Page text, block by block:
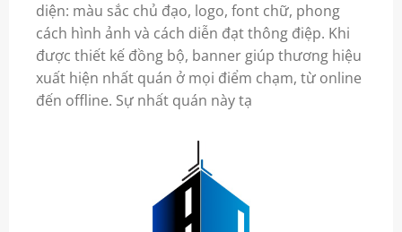
diện: màu sắc chủ đạo, logo, font chữ, phong
cách hình ảnh và cách diễn đạt thông điệp. Khi
được thiết kế đồng bộ, banner giúp thương hiệu
xuất hiện nhất quán ở mọi điểm chạm, từ online
đến offline. Sự nhất quán này tạ